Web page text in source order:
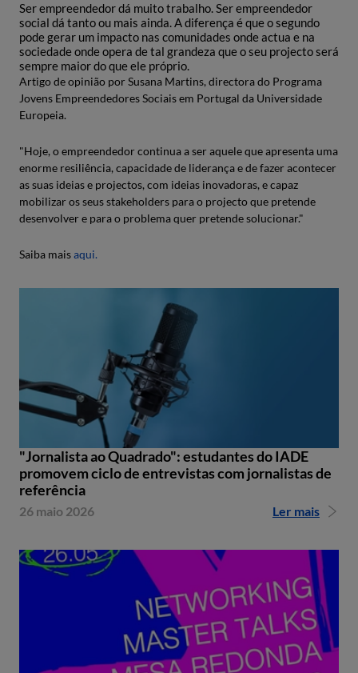
Ser empreendedor dá muito trabalho. Ser empreendedor
social dá tanto ou mais ainda. A diferença é que o segundo
pode gerar um impacto nas comunidades onde actua e na
sociedade onde opera de tal grandeza que o seu projecto será
sempre maior do que ele próprio.
Artigo de opinião por Susana Martins, directora do Programa
Jovens Empreendedores Sociais em Portugal da Universidade
Europeia.
"Hoje, o empreendedor continua a ser aquele que apresenta uma
enorme resiliência, capacidade de liderança e de fazer acontecer
as suas ideias e projectos, com ideias inovadoras, e capaz
mobilizar os seus stakeholders para o projecto que pretende
desenvolver e para o problema quer pretende solucionar."
Saiba maisaqui.
"Jornalista ao Quadrado": estudantes do IADE
promovem ciclo de entrevistas com jornalistas de
referência
26 maio 2026 Ler mais